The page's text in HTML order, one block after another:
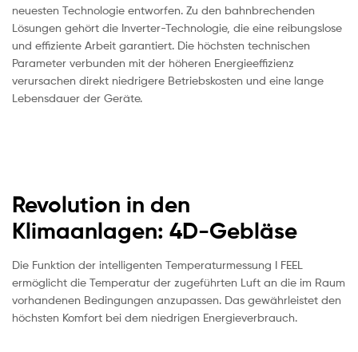
neuesten Technologie entworfen. Zu den bahnbrechenden
Lösungen gehört die Inverter-Technologie, die eine reibungslose
und effiziente Arbeit garantiert. Die höchsten technischen
Parameter verbunden mit der höheren Energieeffizienz
verursachen direkt niedrigere Betriebskosten und eine lange
Lebensdauer der Geräte.
Revolution in den
Klimaanlagen: 4D-Gebläse
Die Funktion der intelligenten Temperaturmessung I FEEL
ermöglicht die Temperatur der zugeführten Luft an die im Raum
vorhandenen Bedingungen anzupassen. Das gewährleistet den
höchsten Komfort bei dem niedrigen Energieverbrauch.